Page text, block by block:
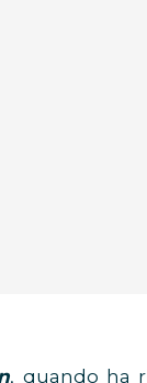
, quando ha